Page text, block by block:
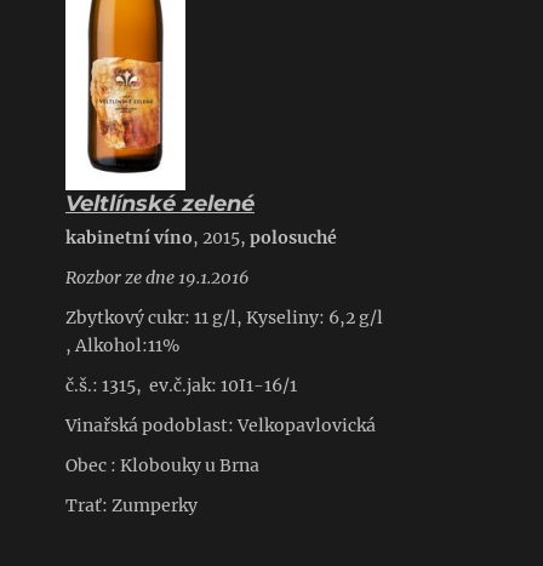
Veltlínské zelené
kabinetní víno, 2015, polosuché
Rozbor ze dne 19.1.2016
Zbytkový cukr: 11 g/l, Kyseliny: 6,2 g/l
, Alkohol:11%
č.š.: 1315, ev.č.jak: 10I1-16/1
Vinařská podoblast: Velkopavlovická
Obec : Klobouky u Brna
Trať: Zumperky